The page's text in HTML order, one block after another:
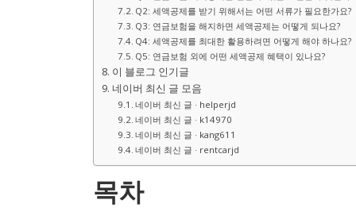
Q2: 세액공제를 받기 위해서는 어떤 서류가 필요한가요?
Q3: 연금보험을 해지하면 세액공제는 어떻게 되나요?
Q4: 세액공제를 최대한 활용하려면 어떻게 해야 하나요?
Q5: 연금보험 외에 어떤 세액공제 혜택이 있나요?
이 블로그 인기글
네이버 최신 글 모음
네이버 최신 글 · helperjd
네이버 최신 글 · k14970
네이버 최신 글 · kang611
네이버 최신 글 · rentcarjd
목차